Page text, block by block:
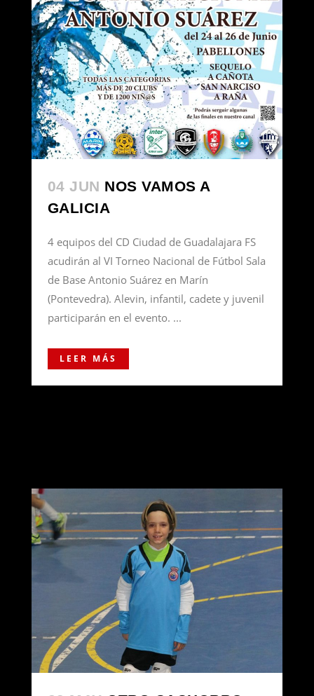
04 JUN NOS VAMOS A
GALICIA
4 equipos del CD Ciudad de Guadalajara FS
acudirán al VI Torneo Nacional de Fútbol Sala
de Base Antonio Suárez en Marín
(Pontevedra). Alevin, infantil, cadete y juvenil
participarán en el evento. ...
LEER MÁS